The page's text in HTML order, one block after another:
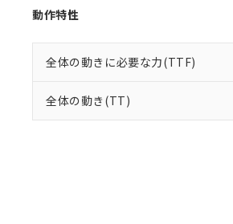
動作特性
全体の動きに必要な力(TTF)
全体の動き(TT)